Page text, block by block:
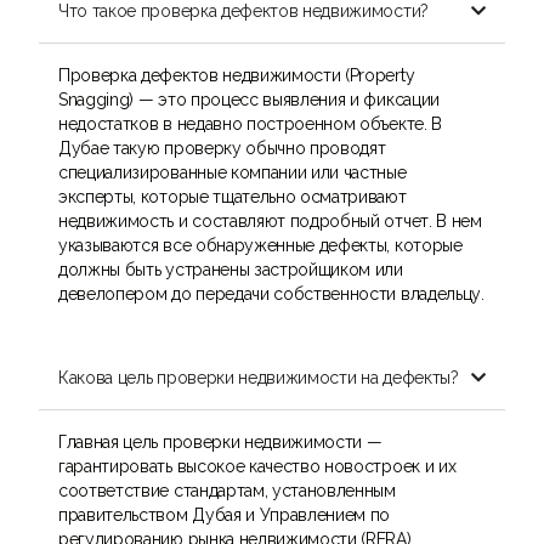
Что такое проверка дефектов недвижимости? 
Проверка дефектов недвижимости (Property
Snagging) — это процесс выявления и фиксации
недостатков в недавно построенном объекте. В
Дубае такую проверку обычно проводят
специализированные компании или частные
эксперты, которые тщательно осматривают
недвижимость и составляют подробный отчет. В нем
указываются все обнаруженные дефекты, которые
должны быть устранены застройщиком или
девелопером до передачи собственности владельцу.
Какова цель проверки недвижимости на дефекты? 
Главная цель проверки недвижимости —
гарантировать высокое качество новостроек и их
соответствие стандартам, установленным
правительством Дубая и Управлением по
регулированию рынка недвижимости (RERA).